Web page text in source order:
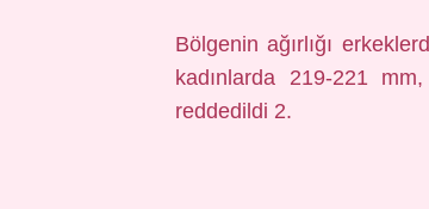
Bölgenin ağırlığı
kadınlarda 219-221
reddedildi 2.